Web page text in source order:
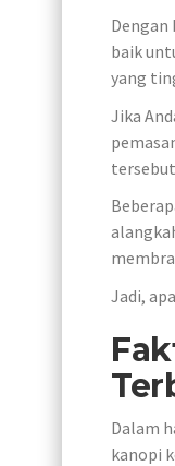
baik
yang
Jika
Jadi,
Dalam
kanopi